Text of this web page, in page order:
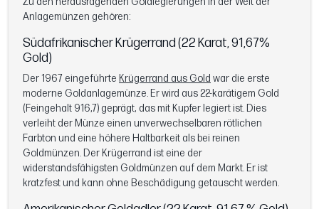
Anlagemünzen gehören:
Südafrikanischer Krügerrand (22 Karat, 91,67%
Gold)
Der 1967 eingeführte Krügerrand aus Gold war die erste
moderne Goldanlagemünze. Er wird aus 22-karätigem Gold
(Feingehalt 916,7) geprägt, das mit Kupfer legiert ist. Dies
verleiht der Münze einen unverwechselbaren rötlichen
Farbton und eine höhere Haltbarkeit als bei reinen
Goldmünzen. Der Krügerrand ist eine der
widerstandsfähigsten Goldmünzen auf dem Markt. Er ist
kratzfest und kann ohne Beschädigung getauscht werden.